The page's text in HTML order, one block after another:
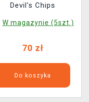
Devil's Chips
W magazynie (5szt.)
70 zł
Do koszyka